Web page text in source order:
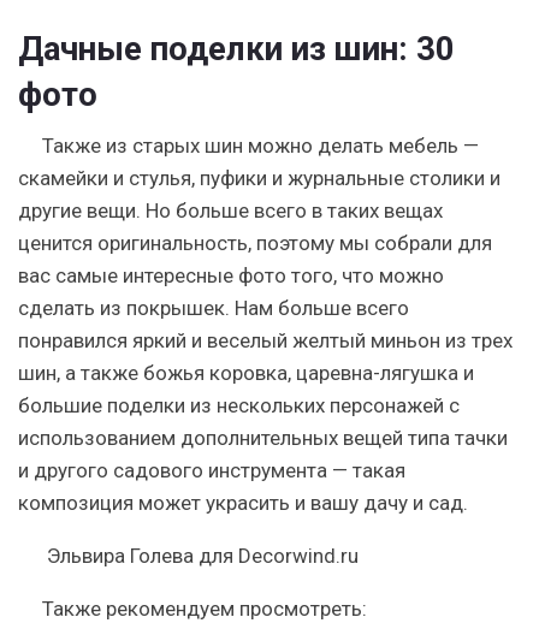
Дачные поделки из шин: 30
фото
Также из старых шин можно делать мебель —
скамейки и стулья, пуфики и журнальные столики и
другие вещи. Но больше всего в таких вещах
ценится оригинальность, поэтому мы собрали для
вас самые интересные фото того, что можно
сделать из покрышек. Нам больше всего
понравился яркий и веселый желтый миньон из трех
шин, а также божья коровка, царевна-лягушка и
большие поделки из нескольких персонажей с
использованием дополнительных вещей типа тачки
и другого садового инструмента — такая
композиция может украсить и вашу дачу и сад.
Эльвира Голева для Decorwind.ru
Также рекомендуем просмотреть: